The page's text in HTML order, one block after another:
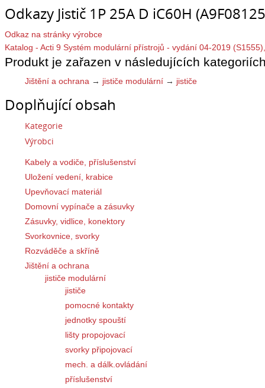
Odkazy Jistič 1P 25A D iC60H
Odkaz na stránky výrobce
Katalog - Acti 9 Systém modulární přístrojů - vydání 04-2019
Produkt je zařazen v následujících
Jištění a ochrana → jističe modulární → jističe
Doplňující obsah
Kategorie
Výrobci
Kabely a vodiče, příslušenství
Uložení vedení, krabice
Upevňovací materiál
Domovní vypínače a zásuvky
Zásuvky, vidlice, konektory
Svorkovnice, svorky
Rozváděče a skříně
Jištění a ochrana
jističe modulární
jističe
pomocné kontakty
jednotky spouští
lišty propojovací
svorky připojovací
mech. a dálk.ovládání
příslušenství